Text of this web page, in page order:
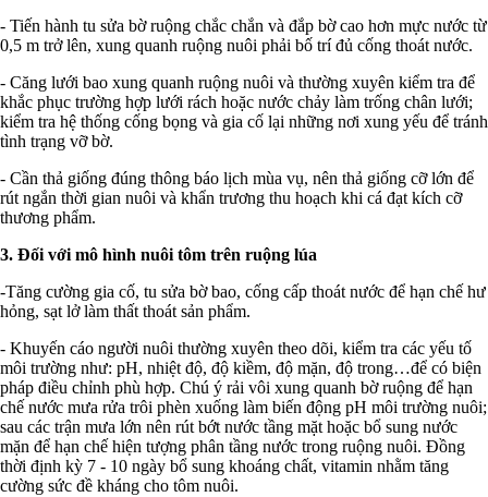
- Tiến hành tu sửa bờ ruộng chắc chắn và đắp bờ cao hơn mực nước từ
0,5 m trở lên, xung quanh ruộng nuôi phải bố trí đủ cống thoát nước.
- Căng lưới bao xung quanh ruộng nuôi và thường xuyên kiểm tra để
khắc phục trường hợp lưới rách hoặc nước chảy làm trống chân lưới;
kiểm tra hệ thống cống bọng và gia cố lại những nơi xung yếu để tránh
tình trạng vỡ bờ.
- Cần thả giống đúng thông báo lịch mùa vụ, nên thả giống cỡ lớn để
rút ngắn thời gian nuôi và khẩn trương thu hoạch khi cá đạt kích cỡ
thương phẩm.
3. Đối với mô hình nuôi tôm trên ruộng lúa
-Tăng cường gia cố, tu sửa bờ bao, cống cấp thoát nước để hạn chế hư
hỏng, sạt lở làm thất thoát sản phẩm.
- Khuyến cáo người nuôi thường xuyên theo dõi, kiểm tra các yếu tố
môi trường như: pH, nhiệt độ, độ kiềm, độ mặn, độ trong…để có biện
pháp điều chỉnh phù hợp. Chú ý rải vôi xung quanh bờ ruộng để hạn
chế nước mưa rửa trôi phèn xuống làm biến động pH môi trường nuôi;
sau các trận mưa lớn nên rút bớt nước tầng mặt hoặc bổ sung nước
mặn để hạn chế hiện tượng phân tầng nước trong ruộng nuôi. Đồng
thời định kỳ 7 - 10 ngày bổ sung khoáng chất, vitamin nhằm tăng
cường sức đề kháng cho tôm nuôi.